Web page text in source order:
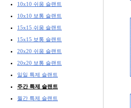
10x10 쉬움 슬랜트
10x10 보통 슬랜트
15x15 쉬움 슬랜트
15x15 보통 슬랜트
20x20 쉬움 슬랜트
20x20 보통 슬랜트
일일 특제 슬랜트
주간 특제 슬랜트
월간 특제 슬랜트